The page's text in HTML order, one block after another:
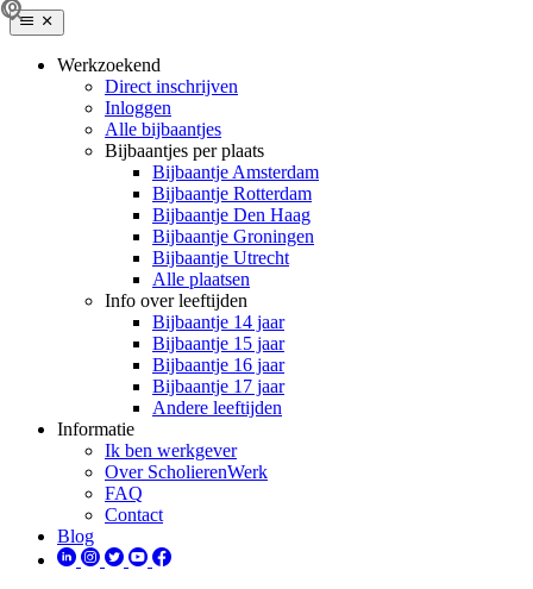
Werkzoekend
Direct inschrijven
Inloggen
Alle bijbaantjes
Bijbaantjes per plaats
Bijbaantje Amsterdam
Bijbaantje Rotterdam
Bijbaantje Den Haag
Bijbaantje Groningen
Bijbaantje Utrecht
Alle plaatsen
Info over leeftijden
Bijbaantje 14 jaar
Bijbaantje 15 jaar
Bijbaantje 16 jaar
Bijbaantje 17 jaar
Andere leeftijden
Informatie
Ik ben werkgever
Over ScholierenWerk
FAQ
Contact
Blog